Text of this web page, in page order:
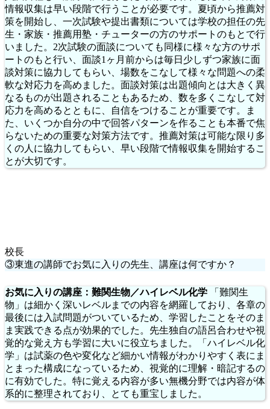
情報収集は早い段階で行うことが必要です。夏頃から推薦対
策を開始し、一次試験や提出書類については学校の担任の先
生・家族・推薦用塾・チューターの方のサポートのもとで行
いました。2次試験の面談についても同様に様々な方のサポ
ートのもと行い、面談1ヶ月前からは毎日少しずつ家族に面
談対策に協力してもらい、場数をこなして様々な問題への柔
軟な対応力を高めました。面談対策は出題傾向とは大きく異
なるものが出題されることもあるため、数を多くこなして対
応力を高めるとともに、自信をつけることが重要です。ま
た、いくつか自分の中で回答パターンを作ることも本番で焦
らないための重要な対策方法です。推薦対策は可能な限り多
くの人に協力してもらい、早い段階で情報収集を開始するこ
とが大切です。
校長
③東進の講師でお気に入りの先生、講座は何ですか？
お気に入りの講座：難関生物／ハイレベル化学 「難関生
物」は細かく深いレベルまでの内容を網羅しており、各章の
最後には入試問題がついているため、学習したことをそのま
ま実践できる点が効果的でした。先生独自の語呂合わせや視
覚的な覚え方も学習に大いに役立ちました。「ハイレベル化
学」は試薬の色や変化など細かい情報がわかりやすく表にま
とまった構成になっているため、視覚的に理解・暗記するの
に有効でした。特に覚える内容が多い無機分野では内容が体
系的に整理されており、とても重宝しました。